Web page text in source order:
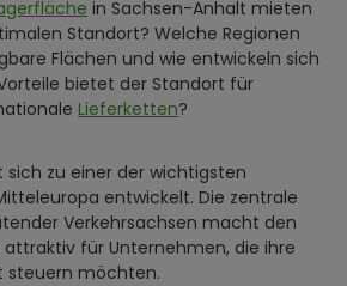
in Sachsen-Anhalt mieten
Standort? Welche Regionen
Flächen und wie entwickeln sich
bietet der Standort für
Lieferketten?
zu einer der wichtigsten
entwickelt. Die zentrale
Verkehrsachsen macht den
für Unternehmen, die ihre
steuern möchten.